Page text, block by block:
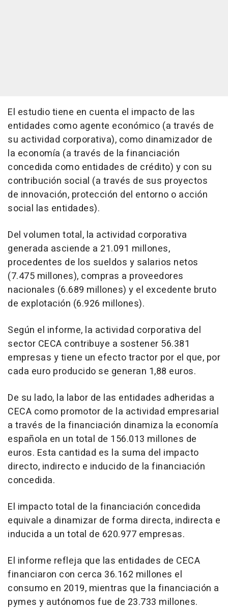
El estudio tiene en cuenta el impacto de las
entidades como agente económico (a través de
su actividad corporativa), como dinamizador de
la economía (a través de la financiación
concedida como entidades de crédito) y con su
contribución social (a través de sus proyectos
de innovación, protección del entorno o acción
social las entidades).
Del volumen total, la actividad corporativa
generada asciende a 21.091 millones,
procedentes de los sueldos y salarios netos
(7.475 millones), compras a proveedores
nacionales (6.689 millones) y el excedente bruto
de explotación (6.926 millones).
Según el informe, la actividad corporativa del
sector CECA contribuye a sostener 56.381
empresas y tiene un efecto tractor por el que, por
cada euro producido se generan 1,88 euros.
De su lado, la labor de las entidades adheridas a
CECA como promotor de la actividad empresarial
a través de la financiación dinamiza la economía
española en un total de 156.013 millones de
euros. Esta cantidad es la suma del impacto
directo, indirecto e inducido de la financiación
concedida.
El impacto total de la financiación concedida
equivale a dinamizar de forma directa, indirecta e
inducida a un total de 620.977 empresas.
El informe refleja que las entidades de CECA
financiaron con cerca 36.162 millones el
consumo en 2019, mientras que la financiación a
pymes y autónomos fue de 23.733 millones.